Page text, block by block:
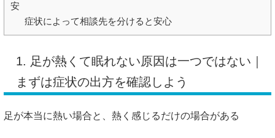
安
症状によって相談先を分けると安心
1. 足が熱くて眠れない原因は一つではない｜
まずは症状の出方を確認しよう
足が本当に熱い場合と、熱く感じるだけの場合がある